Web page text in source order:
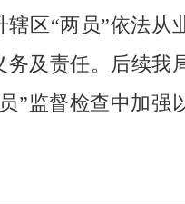
区“两员”依法从
及责任。后续我
”监督检查中加强